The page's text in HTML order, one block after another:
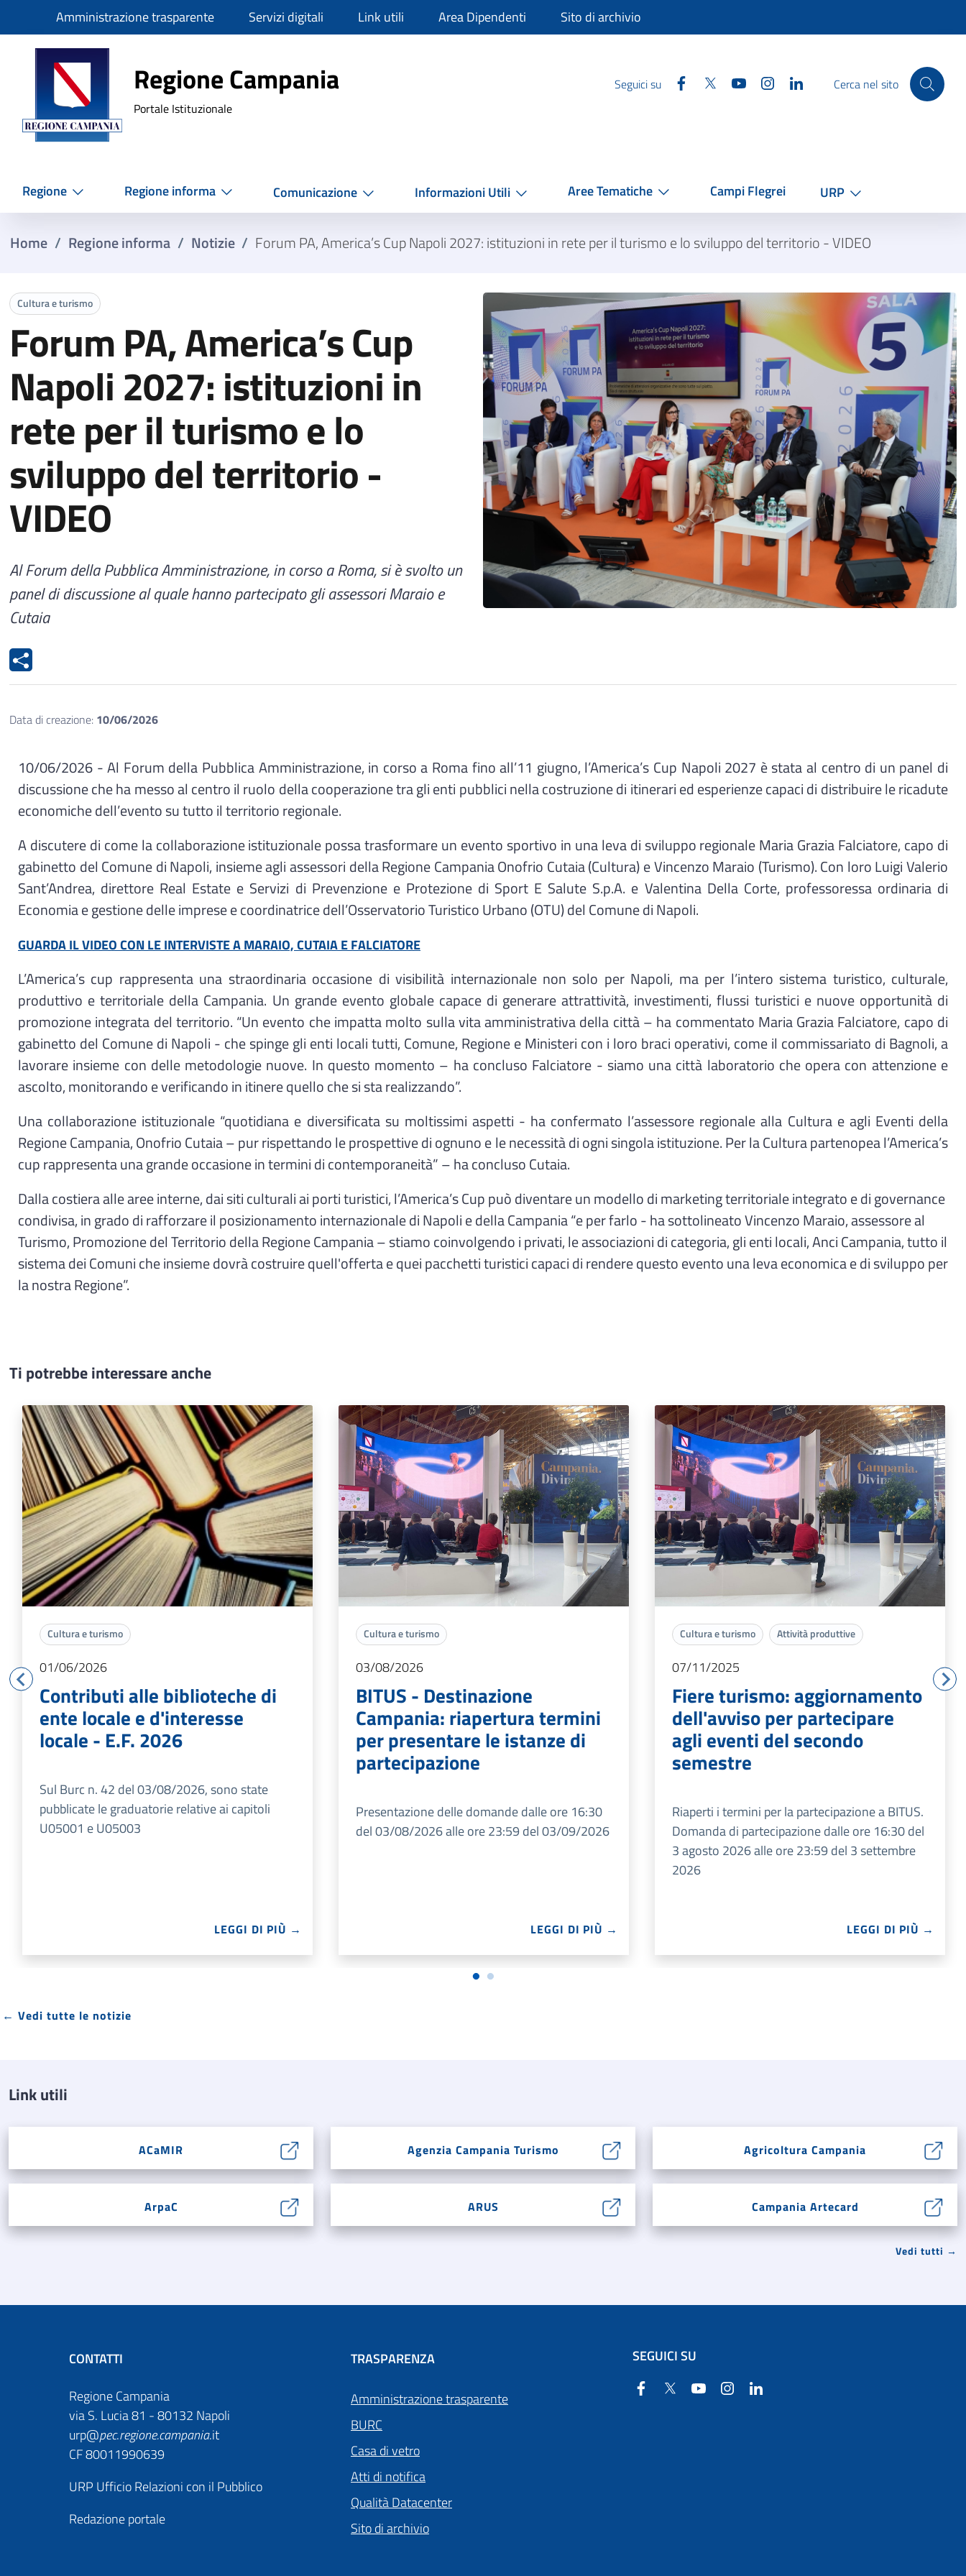
SlimAmministrazione trasparente Servizi digitali Link utili Area Dipendenti Sito di archivio
Regione Campania
Regione Campania
Portale Istituzionale
Seguici su Facebook
Twitter YouTube InstagramLinkedinCerca nel sito
Regione Regione informa Comunicazione Informazioni Utili Aree Tematiche Campi Flegrei URP
Home / Regione informa / Notizie / Forum PA, America’s Cup Napoli 2027: istituzioni in rete per il turismo e lo sviluppo del territorio - VIDEO
Cultura e turismo
Forum PA, America’s Cup
Napoli 2027: istituzioni in
rete per il turismo e lo
sviluppo del territorio -
VIDEO
Al Forum della Pubblica Amministrazione, in corso a Roma, si è svolto un
panel di discussione al quale hanno partecipato gli assessori Maraio e
Cutaia
Data di creazione: 10/06/2026
10/06/2026 - Al Forum della Pubblica Amministrazione, in corso a Roma fino all’11 giugno, l’America’s Cup Napoli 2027 è stata al centro di un panel di
discussione che ha messo al centro il ruolo della cooperazione tra gli enti pubblici nella costruzione di itinerari ed esperienze capaci di distribuire le ricadute
economiche dell’evento su tutto il territorio regionale.
A discutere di come la collaborazione istituzionale possa trasformare un evento sportivo in una leva di sviluppo regionale Maria Grazia Falciatore, capo di
gabinetto del Comune di Napoli, insieme agli assessori della Regione Campania Onofrio Cutaia (Cultura) e Vincenzo Maraio (Turismo). Con loro Luigi Valerio
Sant’Andrea, direttore Real Estate e Servizi di Prevenzione e Protezione di Sport E Salute S.p.A. e Valentina Della Corte, professoressa ordinaria di
Economia e gestione delle imprese e coordinatrice dell’Osservatorio Turistico Urbano (OTU) del Comune di Napoli.
GUARDA IL VIDEO CON LE INTERVISTE A MARAIO, CUTAIA E FALCIATORE
L’America’s cup rappresenta una straordinaria occasione di visibilità internazionale non solo per Napoli, ma per l’intero sistema turistico, culturale,
produttivo e territoriale della Campania. Un grande evento globale capace di generare attrattività, investimenti, flussi turistici e nuove opportunità di
promozione integrata del territorio. “Un evento che impatta molto sulla vita amministrativa della città – ha commentato Maria Grazia Falciatore, capo di
gabinetto del Comune di Napoli - che spinge gli enti locali tutti, Comune, Regione e Ministeri con i loro braci operativi, come il commissariato di Bagnoli, a
lavorare insieme con delle metodologie nuove. In questo momento – ha concluso Falciatore - siamo una città laboratorio che opera con attenzione e
ascolto, monitorando e verificando in itinere quello che si sta realizzando”.
Una collaborazione istituzionale “quotidiana e diversificata su moltissimi aspetti - ha confermato l’assessore regionale alla Cultura e agli Eventi della
Regione Campania, Onofrio Cutaia – pur rispettando le prospettive di ognuno e le necessità di ogni singola istituzione. Per la Cultura partenopea l’America’s
cup rappresenta una grande occasione in termini di contemporaneità” – ha concluso Cutaia.
Dalla costiera alle aree interne, dai siti culturali ai porti turistici, l’America’s Cup può diventare un modello di marketing territoriale integrato e di governance
condivisa, in grado di rafforzare il posizionamento internazionale di Napoli e della Campania “e per farlo - ha sottolineato Vincenzo Maraio, assessore al
Turismo, Promozione del Territorio della Regione Campania – stiamo coinvolgendo i privati, le associazioni di categoria, gli enti locali, Anci Campania, tutto il
sistema dei Comuni che insieme dovrà costruire quell'offerta e quei pacchetti turistici capaci di rendere questo evento una leva economica e di sviluppo per
la nostra Regione”.
Ti potrebbe interessare anche
Cultura e turismo
01/06/2026
Contributi alle biblioteche di
ente locale e d'interesse
locale - E.F. 2026
Sul Burc n. 42 del 03/08/2026, sono state
pubblicate le graduatorie relative ai capitoli
U05001 e U05003
LEGGI DI PIÙ →
Cultura e turismo
03/08/2026
BITUS - Destinazione
Campania: riapertura termini
per presentare le istanze di
partecipazione
Presentazione delle domande dalle ore 16:30
del 03/08/2026 alle ore 23:59 del 03/09/2026
LEGGI DI PIÙ →
Cultura e turismo Attività produttive
07/11/2025
Fiere turismo: aggiornamento
dell'avviso per partecipare
agli eventi del secondo
semestre
Riaperti i termini per la partecipazione a BITUS.
Domanda di partecipazione dalle ore 16:30 del
3 agosto 2026 alle ore 23:59 del 3 settembre
2026
LEGGI DI PIÙ →
← Vedi tutte le notizie
Link utili
ACaMIR Agenzia Campania Turismo Agricoltura Campania
ArpaC ARUS Campania Artecard
Vedi tutti →
CONTATTI
Regione Campania
via S. Lucia 81 - 80132 Napoli
urp@pec.regione.campania.it
CF 80011990639
URP Ufficio Relazioni con il Pubblico
Redazione portale
TRASPARENZA
Amministrazione trasparente
BURC
Casa di vetro
Atti di notifica
Qualità Datacenter
Sito di archivio
SEGUICI SU
Facebook
Twitter YouTube Instagram